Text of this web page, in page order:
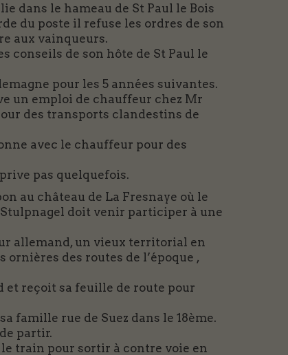
dans le hameau de St Paul le Bois
du poste il refuse les ordres de son
aux vainqueurs.
conseils de son hôte de St Paul le
pour les 5 années suivantes.
un emploi de chauffeur chez Mr
des transports clandestins de
avec le chauffeur pour des
pas quelquefois.
au château de La Fresnaye où le
doit venir participer à une
allemand, un vieux territorial en
des routes de l’époque ,
et reçoit sa feuille de route pour
famille rue de Suez dans le 18ème.
partir.
train pour sortir à contre voie en